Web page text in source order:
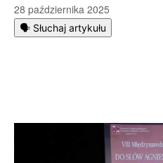
28 października 2025
🗣️ Słuchaj artykułu